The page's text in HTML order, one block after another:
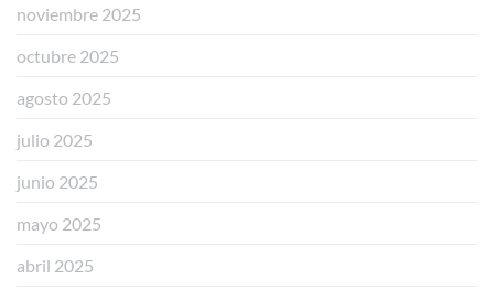
noviembre 2025
octubre 2025
agosto 2025
julio 2025
junio 2025
mayo 2025
abril 2025